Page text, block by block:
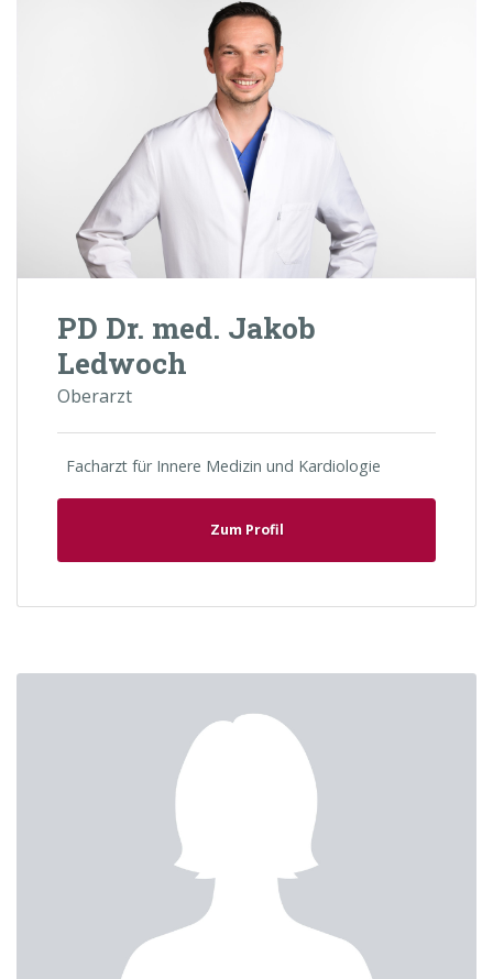
PD Dr. med. Jakob
Ledwoch
Oberarzt
Facharzt für Innere Medizin und Kardiologie
Zum Profil